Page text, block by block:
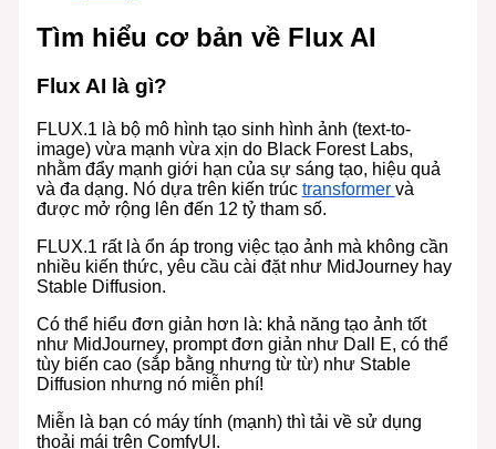
Tìm hiểu cơ bản về Flux AI
Flux AI là gì?
FLUX.1 là bộ mô hình tạo sinh hình ảnh (text-to-
image) vừa mạnh vừa xịn do Black Forest Labs,
nhằm đẩy mạnh giới hạn của sự sáng tạo, hiệu quả
và đa dạng. Nó dựa trên kiến trúc transformer và
được mở rộng lên đến 12 tỷ tham số.
FLUX.1 rất là ổn áp trong việc tạo ảnh mà không cần
nhiều kiến thức, yêu cầu cài đặt như MidJourney hay
Stable Diffusion.
Có thể hiểu đơn giản hơn là: khả năng tạo ảnh tốt
như MidJourney, prompt đơn giản như Dall E, có thể
tùy biến cao (sắp bằng nhưng từ từ) như Stable
Diffusion nhưng nó miễn phí!
Miễn là bạn có máy tính (mạnh) thì tải về sử dụng
thoải mái trên ComfyUI.